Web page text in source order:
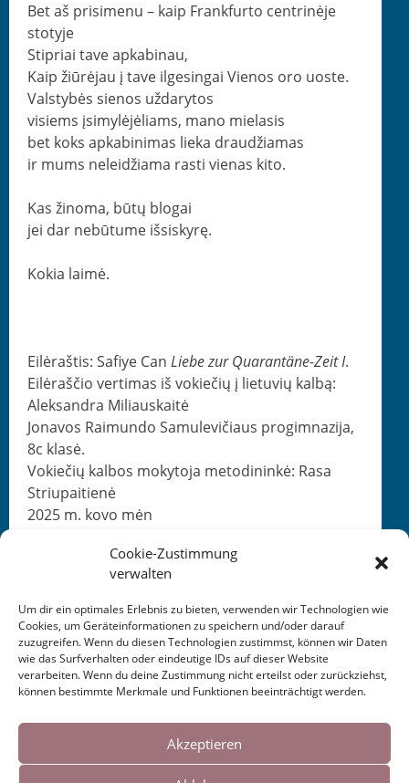
Cookies helfen uns bei der Bereitstellung
unserer Inhalte und Dienste. Durch die
weitere Nutzung der Webseite stimmen Sie
Cookie-Zustimmung
verwalten
Um dir ein optimales Erlebnis zu bieten, verwenden wir Technologien wie
Cookies, um Geräteinformationen zu speichern und/oder darauf
zuzugreifen. Wenn du diesen Technologien zustimmst, können wir Daten
wie das Surfverhalten oder eindeutige IDs auf dieser Website
verarbeiten. Wenn du deine Zustimmung nicht erteilst oder zurückziehst,
können bestimmte Merkmale und Funktionen beeinträchtigt werden.
Akzeptieren
Bet aš prisi­menu – kaip Frank­fur­to cen­trinė­je
stotyje
Stipri­ai tave apkabinau,
Kaip žiūrė­jau į tave ilgesin­gai Vienos oro uoste.
Val­sty­bės sienos uždarytos
visiems įsimylėjėliams, mano mielasis
bet koks apk­abin­i­mas lieka draudžiamas
ir mums nelei­džia­ma rasti vien­as kito.
Kas žino­ma, būtų blogai
jei dar nebū­tume išsiskyrę.
Kokia laimė.
Eilėraštis: Safiye Can Liebe zur Quar­an­täne-Zeit I.
Eilėraščio ver­ti­mas iš vok­iečių į lietu­vių kalbą:
Alek­san­dra Miliauskaitė
Jon­avos Raimun­do Samule­viči­aus progim­naz­i­ja,
8c klasė.
Vok­iečių kal­bos moky­to­ja meto­dininkė: Rasa
Striupaitienė
2025 m. kovo mėn
This entry was posted inKALENDER. Bookmark the
permalink.
Gießen 2025
Gedichtübertragung ins
Litauische 2025→